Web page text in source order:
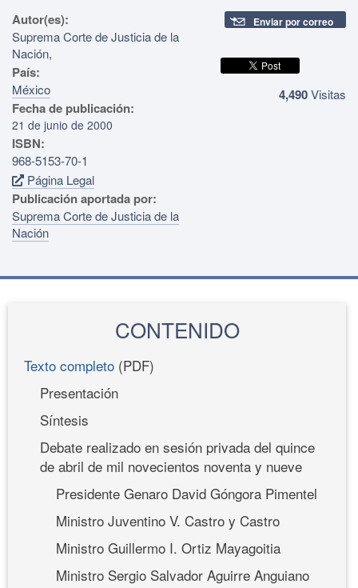
Autor(es):
Suprema Corte de Justicia de la
Nación,
País:
México
Fecha de publicación:
21 de junio de 2000
ISBN:
968-5153-70-1
Página Legal
Publicación aportada por:
Suprema Corte de Justicia de la
Nación
Enviar por correo
4,490Visitas
CONTENIDO
Texto completo (PDF)
Presentación
Síntesis
Debate realizado en sesión privada del quince
de abril de mil novecientos noventa y nueve
Presidente Genaro David Góngora Pimentel
Ministro Juventino V. Castro y Castro
Ministro Guillermo I. Ortiz Mayagoitia
Ministro Sergio Salvador Aguirre Anguiano